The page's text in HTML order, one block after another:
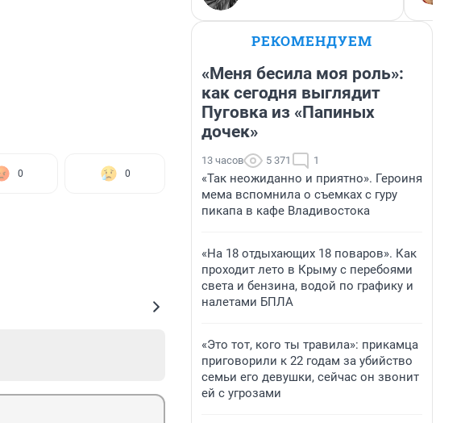
0 0
РЕКОМЕНДУЕМ
«Меня бесила моя роль»:
как сегодня выглядит
Пуговка из «Папиных
дочек»
13 часов 5 371 1
«Так неожиданно и приятно». Героиня
мема вспомнила о съемках с гуру
пикапа в кафе Владивостока
«На 18 отдыхающих 18 поваров». Как
проходит лето в Крыму с перебоями
света и бензина, водой по графику и
налетами БПЛА
«Это тот, кого ты травила»: прикамца
приговорили к 22 годам за убийство
семьи его девушки, сейчас он звонит
ей с угрозами